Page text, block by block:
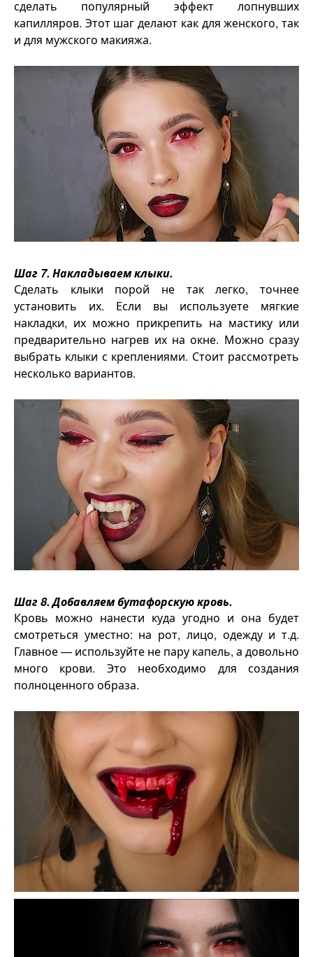
сделать популярный эффект лопнувших
капилляров. Этот шаг делают как для женского, так
и для мужского макияжа.
Шаг 7. Накладываем клыки.
Сделать клыки порой не так легко, точнее
установить их. Если вы используете мягкие
накладки, их можно прикрепить на мастику или
предварительно нагрев их на окне. Можно сразу
выбрать клыки с креплениями. Стоит рассмотреть
несколько вариантов.
Шаг 8. Добавляем бутафорскую кровь.
Кровь можно нанести куда угодно и она будет
смотреться уместно: на рот, лицо, одежду и т.д.
Главное — используйте не пару капель, а довольно
много крови. Это необходимо для создания
полноценного образа.